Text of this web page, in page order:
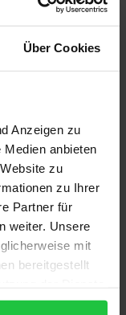
Über Cookies
Anzeigen zu
anbieten
zu
zu Ihrer
Partner für
weiter. Unsere
mit
bereitgestellt